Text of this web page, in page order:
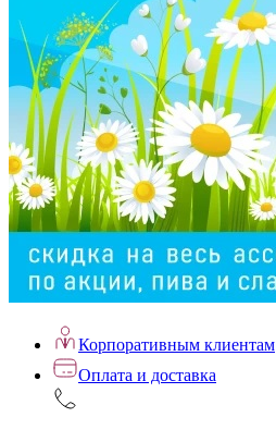
Корпоративным клиентам
Оплата и доставка